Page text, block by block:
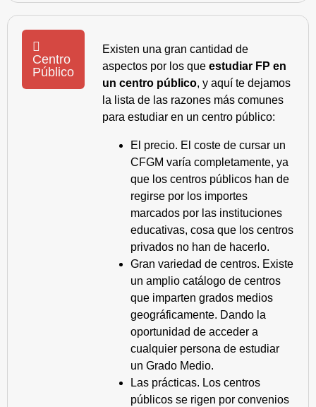
Centro
Público
Existen una gran cantidad de
aspectos por los que estudiar FP en
un centro público, y aquí te dejamos
la lista de las razones más comunes
para estudiar en un centro público:
El precio. El coste de cursar un
CFGM varía completamente, ya
que los centros públicos han de
regirse por los importes
marcados por las instituciones
educativas, cosa que los centros
privados no han de hacerlo.
Gran variedad de centros. Existe
un amplio catálogo de centros
que imparten grados medios
geográficamente. Dando la
oportunidad de acceder a
cualquier persona de estudiar
un Grado Medio.
Las prácticas. Los centros
públicos se rigen por convenios